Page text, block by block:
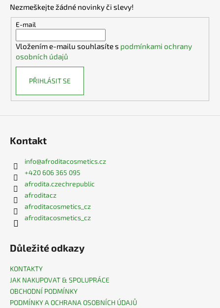
Nezmeškejte žádné novinky či slevy!
E-mail
Vložením e-mailu souhlasíte s podmínkami ochrany
osobních údajů
PŘIHLÁSIT SE
Kontakt
info@afroditacosmetics.cz
+420 606 365 095
afrodita.czechrepublic
afroditacz
afroditacosmetics_cz
afroditacosmetics_cz
Důležité odkazy
KONTAKTY
JAK NAKUPOVAT & SPOLUPRÁCE
OBCHODNÍ PODMÍNKY
PODMÍNKY A OCHRANA OSOBNÍCH ÚDAJŮ